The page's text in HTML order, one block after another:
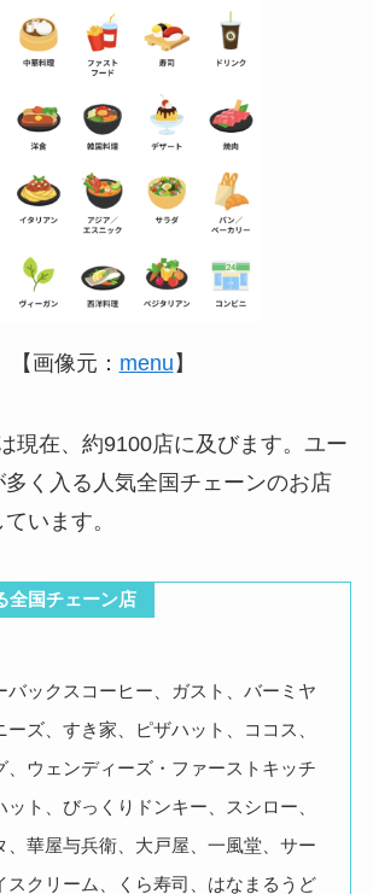
【画像元： menu 】
現在、約9100店に及びます。ユー
く入る人気全国チェーンのお店
います。
全国チェーン店
バックスコーヒー、ガスト、バーミヤ
ーズ、すき家、ピザハット、ココス、
、ウェンディーズ・ファーストキッチ
ット、びっくりドンキー、スシロー、
、華屋与兵衛、大戸屋、一風堂、サー
スクリーム、くら寿司、はなまるうど